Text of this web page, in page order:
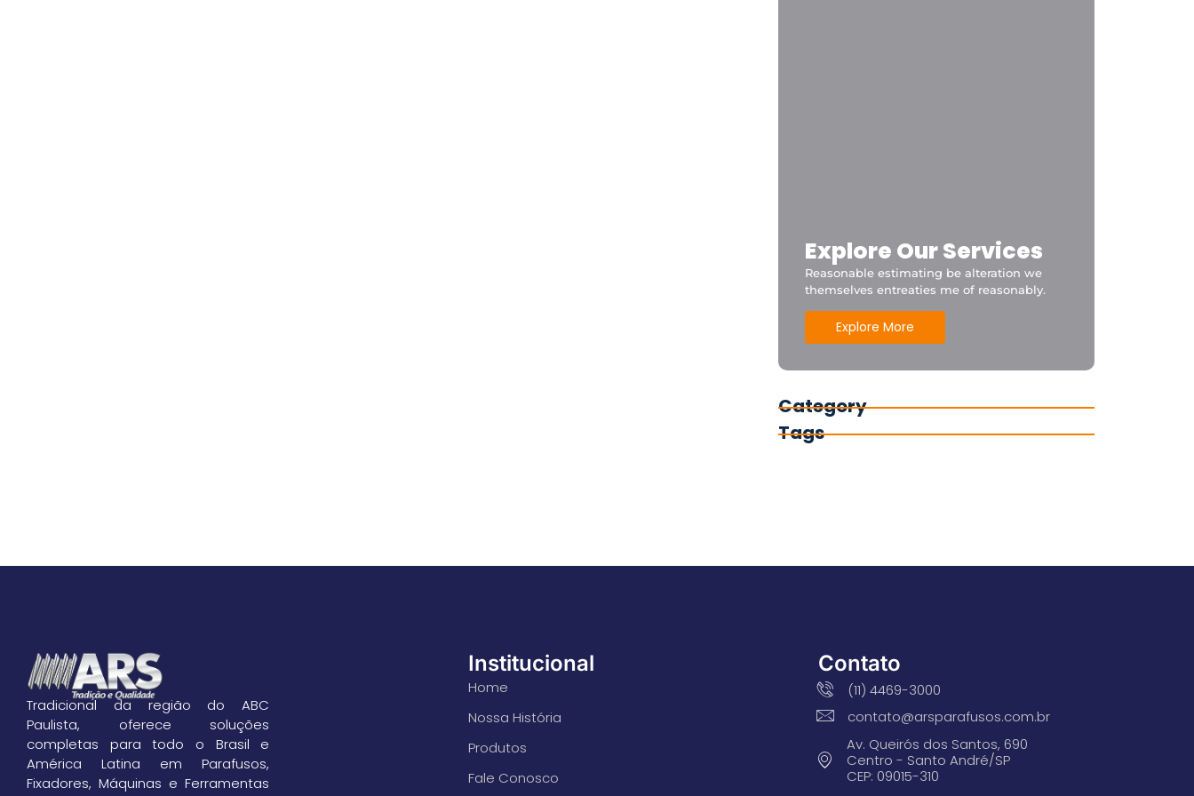
Explore Our Services
Reasonable estimating be alteration we
themselves entreaties me of reasonably.
Explore More
Category
Tags
Tradicional da região do ABC
Paulista, oferece soluções
completas para todo o Brasil e
América Latina em Parafusos,
Fixadores, Máquinas e Ferramentas
Institucional
Home
Nossa História
Produtos
Fale Conosco
Contato
(11) 4469-3000
contato@arsparafusos.com.br
Av. Queirós dos Santos, 690
Centro - Santo André/SP
CEP: 09015-310